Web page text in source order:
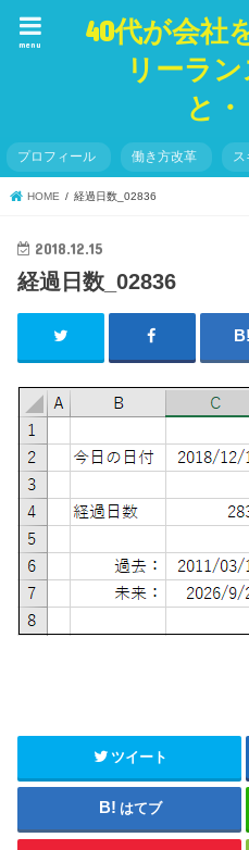
40代が会社
リーラ
と・
menu
プロフィール 働き方改革
HOME 経過日数_02836
2018.12.15
経過日数_02836
ツイート
はてブ